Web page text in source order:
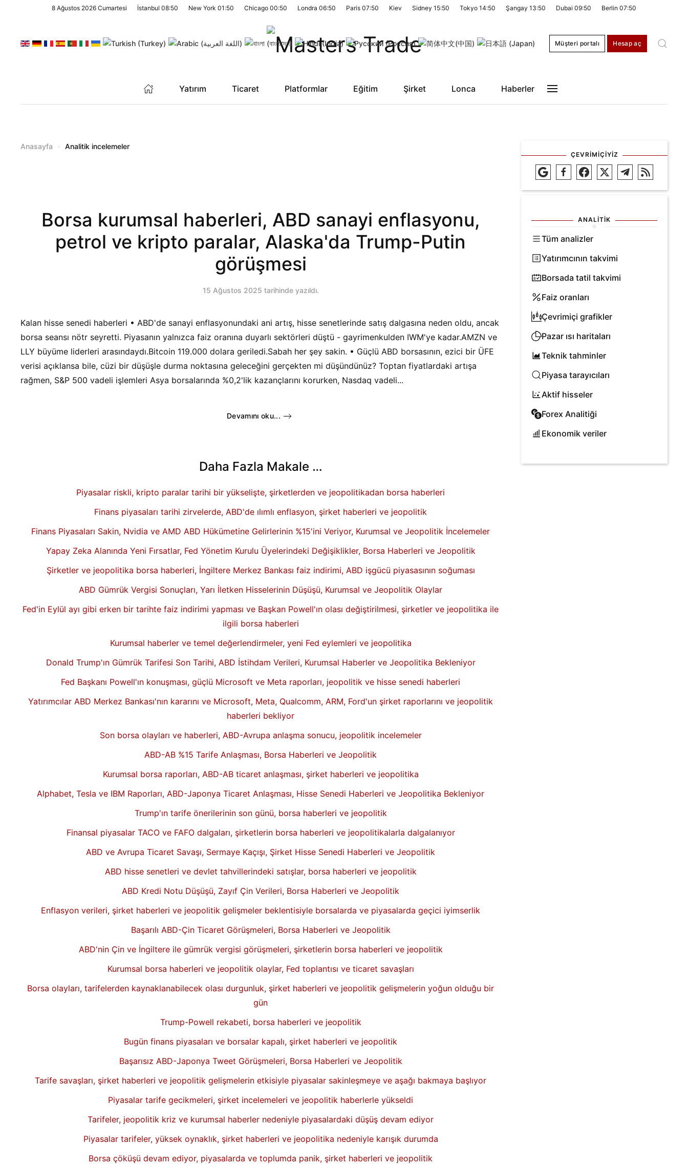
8 Ağustos 2026 Cumartesi İstanbul 08:50 New York 01:50 Chicago 00:50 Londra 06:50 Paris 07:50 Kiev Sidney 15:50 Tokyo 14:50 Şangay 13:50 Dubai 09:50 Berlin 07:50
Müşteri portalı Hesap aç
Yatırım Ticaret Platformlar Eğitim Şirket Lonca Haberler
Anasayfa Analitik incelemeler
Borsa kurumsal haberleri, ABD sanayi enflasyonu,
petrol ve kripto paralar, Alaska'da Trump-Putin
görüşmesi
15 Ağustos 2025 tarihinde yazıldı.
Kalan hisse senedi haberleri • ABD'de sanayi enflasyonundaki ani artış, hisse senetlerinde satış dalgasına neden oldu, ancak
borsa seansı nötr seyretti. Piyasanın yalnızca faiz oranına duyarlı sektörleri düştü - gayrimenkulden IWM'ye kadar.AMZN ve
LLY büyüme liderleri arasındaydı.Bitcoin 119.000 dolara geriledi.Sabah her şey sakin. • Güçlü ABD borsasının, ezici bir ÜFE
verisi açıklansa bile, cüzi bir düşüşle durma noktasına geleceğini gerçekten mi düşündünüz? Toptan fiyatlardaki artışa
rağmen, S&P 500 vadeli işlemleri Asya borsalarında %0,2'lik kazançlarını korurken, Nasdaq vadeli...
Devamını oku...
Daha Fazla Makale …
Piyasalar riskli, kripto paralar tarihi bir yükselişte, şirketlerden ve jeopolitikadan borsa haberleri
Finans piyasaları tarihi zirvelerde, ABD'de ılımlı enflasyon, şirket haberleri ve jeopolitik
Finans Piyasaları Sakin, Nvidia ve AMD ABD Hükümetine Gelirlerinin %15'ini Veriyor, Kurumsal ve Jeopolitik İncelemeler
Yapay Zeka Alanında Yeni Fırsatlar, Fed Yönetim Kurulu Üyelerindeki Değişiklikler, Borsa Haberleri ve Jeopolitik
Şirketler ve jeopolitika borsa haberleri, İngiltere Merkez Bankası faiz indirimi, ABD işgücü piyasasının soğuması
ABD Gümrük Vergisi Sonuçları, Yarı İletken Hisselerinin Düşüşü, Kurumsal ve Jeopolitik Olaylar
Fed'in Eylül ayı gibi erken bir tarihte faiz indirimi yapması ve Başkan Powell'ın olası değiştirilmesi, şirketler ve jeopolitika ile
ilgili borsa haberleri
Kurumsal haberler ve temel değerlendirmeler, yeni Fed eylemleri ve jeopolitika
Donald Trump'ın Gümrük Tarifesi Son Tarihi, ABD İstihdam Verileri, Kurumsal Haberler ve Jeopolitika Bekleniyor
Fed Başkanı Powell'ın konuşması, güçlü Microsoft ve Meta raporları, jeopolitik ve hisse senedi haberleri
Yatırımcılar ABD Merkez Bankası'nın kararını ve Microsoft, Meta, Qualcomm, ARM, Ford'un şirket raporlarını ve jeopolitik
haberleri bekliyor
Son borsa olayları ve haberleri, ABD-Avrupa anlaşma sonucu, jeopolitik incelemeler
ABD-AB %15 Tarife Anlaşması, Borsa Haberleri ve Jeopolitik
Kurumsal borsa raporları, ABD-AB ticaret anlaşması, şirket haberleri ve jeopolitika
Alphabet, Tesla ve IBM Raporları, ABD-Japonya Ticaret Anlaşması, Hisse Senedi Haberleri ve Jeopolitika Bekleniyor
Trump'ın tarife önerilerinin son günü, borsa haberleri ve jeopolitik
Finansal piyasalar TACO ve FAFO dalgaları, şirketlerin borsa haberleri ve jeopolitikalarla dalgalanıyor
ABD ve Avrupa Ticaret Savaşı, Sermaye Kaçışı, Şirket Hisse Senedi Haberleri ve Jeopolitik
ABD hisse senetleri ve devlet tahvillerindeki satışlar, borsa haberleri ve jeopolitik
ABD Kredi Notu Düşüşü, Zayıf Çin Verileri, Borsa Haberleri ve Jeopolitik
Enflasyon verileri, şirket haberleri ve jeopolitik gelişmeler beklentisiyle borsalarda ve piyasalarda geçici iyimserlik
Başarılı ABD-Çin Ticaret Görüşmeleri, Borsa Haberleri ve Jeopolitik
ABD'nin Çin ve İngiltere ile gümrük vergisi görüşmeleri, şirketlerin borsa haberleri ve jeopolitik
Kurumsal borsa haberleri ve jeopolitik olaylar, Fed toplantısı ve ticaret savaşları
Borsa olayları, tarifelerden kaynaklanabilecek olası durgunluk, şirket haberleri ve jeopolitik gelişmelerin yoğun olduğu bir
gün
Trump-Powell rekabeti, borsa haberleri ve jeopolitik
Bugün finans piyasaları ve borsalar kapalı, şirket haberleri ve jeopolitik
Başarısız ABD-Japonya Tweet Görüşmeleri, Borsa Haberleri ve Jeopolitik
Tarife savaşları, şirket haberleri ve jeopolitik gelişmelerin etkisiyle piyasalar sakinleşmeye ve aşağı bakmaya başlıyor
Piyasalar tarife gecikmeleri, şirket incelemeleri ve jeopolitik haberlerle yükseldi
Tarifeler, jeopolitik kriz ve kurumsal haberler nedeniyle piyasalardaki düşüş devam ediyor
Piyasalar tarifeler, yüksek oynaklık, şirket haberleri ve jeopolitika nedeniyle karışık durumda
Borsa çöküşü devam ediyor, piyasalarda ve toplumda panik, şirket haberleri ve jeopolitik
ÇEVRIMIÇIYIZ
ANALITIK
Tüm analizler
Yatırımcının takvimi
Borsada tatil takvimi
Faiz oranları
Çevrimiçi grafikler
Pazar ısı haritaları
Teknik tahminler
Piyasa tarayıcıları
Aktif hisseler
Forex Analitiği
Ekonomik veriler